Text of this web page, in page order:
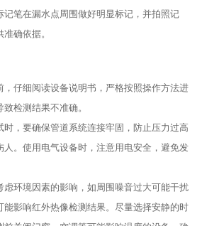
记笔在漏水点周围做好明显标记，并拍照记
确依据。​
，仔细阅读设备说明书，严格按照操作方法进
检测结果不准确。​
时，要确保管道系统连接牢固，防止压力过高
人。使用电气设备时，注意用电安全，避免发
虑环境因素的影响，如周围噪音过大可能干扰
能影响红外热像检测结果。尽量选择安静的时